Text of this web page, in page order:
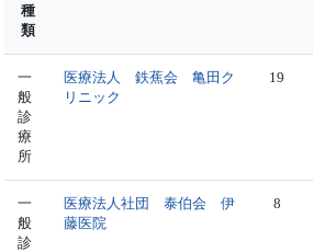
種
類
一
般
診
療
所
医療法人 鉄蕉会 亀田ク
リニック
19
一
般
診
医療法人社団 泰伯会 伊
藤医院
8